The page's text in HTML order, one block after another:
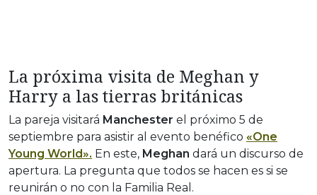
La próxima visita de Meghan y
Harry a las tierras británicas
La pareja visitará Manchester el próximo 5 de
septiembre para asistir al evento benéfico «One
Young World». En este, Meghan dará un discurso de
apertura. La pregunta que todos se hacen es si se
reunirán o no con la Familia Real.